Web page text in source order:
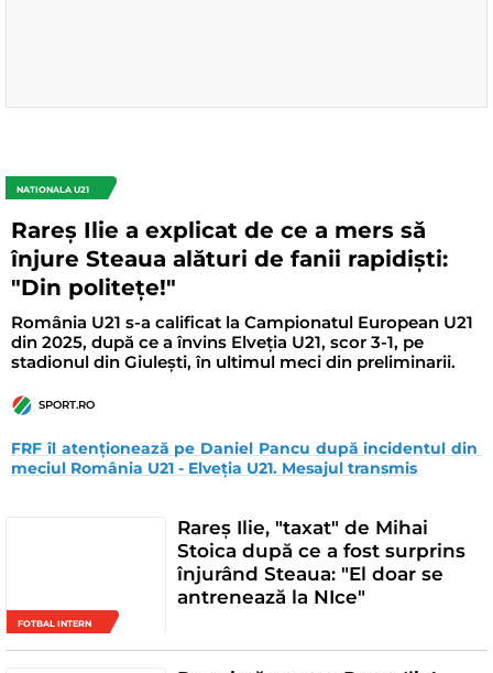
NATIONALA U21
Rareș Ilie a explicat de ce a mers să
înjure Steaua alături de fanii rapidiști:
"Din politețe!"
România U21 s-a calificat la Campionatul European U21
din 2025, după ce a învins Elveția U21, scor 3-1, pe
stadionul din Giulești, în ultimul meci din preliminarii.
SPORT.RO
FRF îl atenționează pe Daniel Pancu după incidentul din
meciul România U21 - Elveția U21. Mesajul transmis
FOTBAL INTERN
Rareș Ilie, "taxat" de Mihai
Stoica după ce a fost surprins
înjurând Steaua: "El doar se
antrenează la NIce"